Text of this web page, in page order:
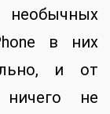
в них
и от
ничего не